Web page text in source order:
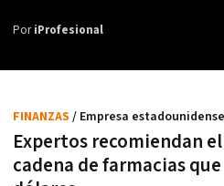
PoriProfesional
Expertos recomiendan el
cadena de farmacias
FINANZAS / Empresa estadounidense